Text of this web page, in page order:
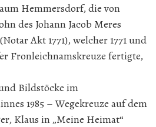
Hemmersdorf, die von
des Johann Jacob Meres
Akt 1771), welcher 1771 und
Fronleichnamskreuze fertigte,
Bildstöcke im
1985 – Wegekreuze auf dem
Klaus in „Meine Heimat“